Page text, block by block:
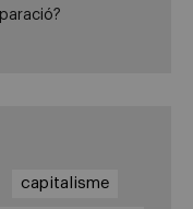
capitalisme